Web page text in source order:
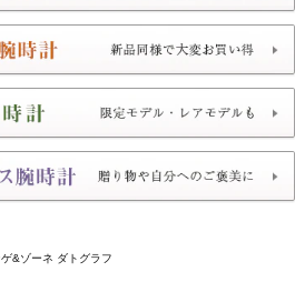
ゲ&ゾーネ ダトグラフ